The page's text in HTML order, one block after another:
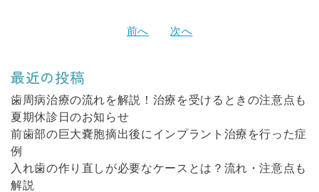
稿
ゲ
ー
シ
ョ
前へ 次へ
最近の投稿
歯周病治療の流れを解説！治療を受けるときの注意点も
夏期休診日のお知らせ
前歯部の巨大嚢胞摘出後にインプラント治療を行った症
例
入れ歯の作り直しが必要なケースとは？流れ・注意点も
解説